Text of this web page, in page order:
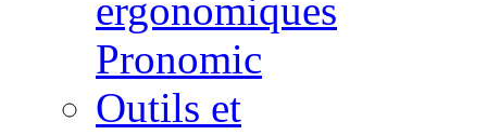
ergonomiques
Pronomic
Outils et